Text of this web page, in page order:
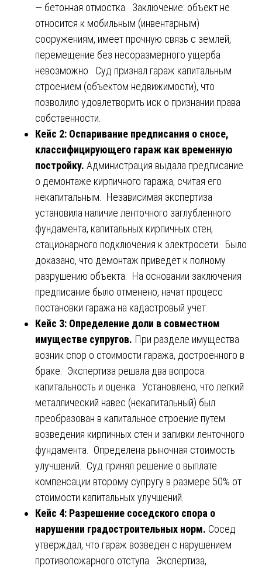
— бетонная отмостка. Заключение: объект не
относится к мобильным (инвентарным)
сооружениям, имеет прочную связь с землей,
перемещение без несоразмерного ущерба
невозможно. Суд признал гараж капитальным
строением (объектом недвижимости), что
позволило удовлетворить иск о признании права
собственности.
Кейс 2: Оспаривание предписания о сносе,
классифицирующего гараж как временную
постройку. Администрация выдала предписание
о демонтаже кирпичного гаража, считая его
некапитальным. Независимая экспертиза
установила наличие ленточного заглубленного
фундамента, капитальных кирпичных стен,
стационарного подключения к электросети. Было
доказано, что демонтаж приведет к полному
разрушению объекта. На основании заключения
предписание было отменено, начат процесс
постановки гаража на кадастровый учет.
Кейс 3: Определение доли в совместном
имуществе супругов. При разделе имущества
возник спор о стоимости гаража, достроенного в
браке. Экспертиза решала два вопроса:
капитальность и оценка. Установлено, что легкий
металлический навес (некапитальный) был
преобразован в капитальное строение путем
возведения кирпичных стен и заливки ленточного
фундамента. Определена рыночная стоимость
улучшений. Суд принял решение о выплате
компенсации второму супругу в размере 50% от
стоимости капитальных улучшений.
Кейс 4: Разрешение соседского спора о
нарушении градостроительных норм. Сосед
утверждал, что гараж возведен с нарушением
противопожарного отступа. Экспертиза,